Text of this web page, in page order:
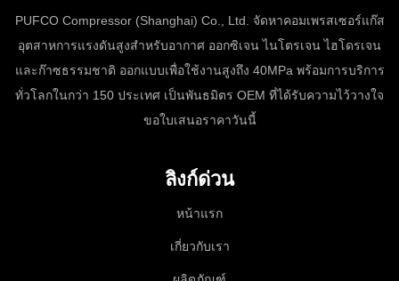
PUFCO Compressor (Shanghai) Co., Ltd. จัดหาคอมเพรสเซอร์แก๊ส
อุตสาหการแรงดันสูงสำหรับอากาศ ออกซิเจน ไนโตรเจน ไฮโดรเจน
และก๊าซธรรมชาติ ออกแบบเพื่อใช้งานสูงถึง 40MPa พร้อมการบริการ
ทั่วโลกในกว่า 150 ประเทศ เป็นพันธมิตร OEM ที่ได้รับความไว้วางใจ
ขอใบเสนอราคาวันนี้
ลิงก์ด่วน
หน้าแรก
เกี่ยวกับเรา